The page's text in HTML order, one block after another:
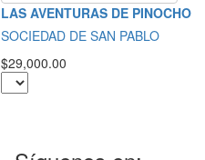
LAS AVENTURAS DE PINOCHO
SOCIEDAD DE SAN PABLO
$29,000.00